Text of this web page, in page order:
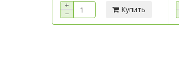
+
−
Купить